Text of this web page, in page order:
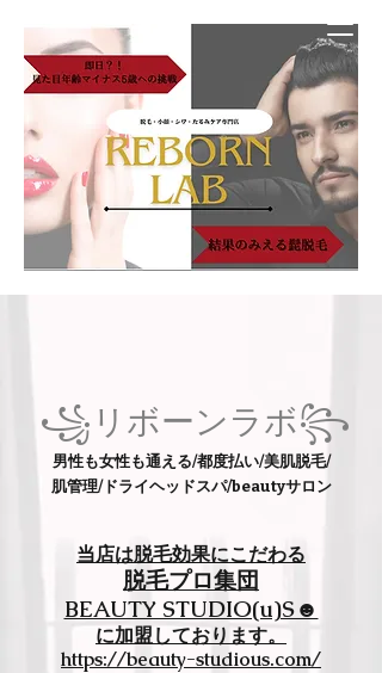
꧁リボーンラボ꧂
男性も女性も通える/都度払い/美肌脱毛/
肌管理/ドライヘッドスパ/beautyサロン
当店は脱毛効果にこだわる
脱毛プロ集団
BEAUTY STUDIO(u)S☻
に加盟しております。
https://beauty-studious.com/